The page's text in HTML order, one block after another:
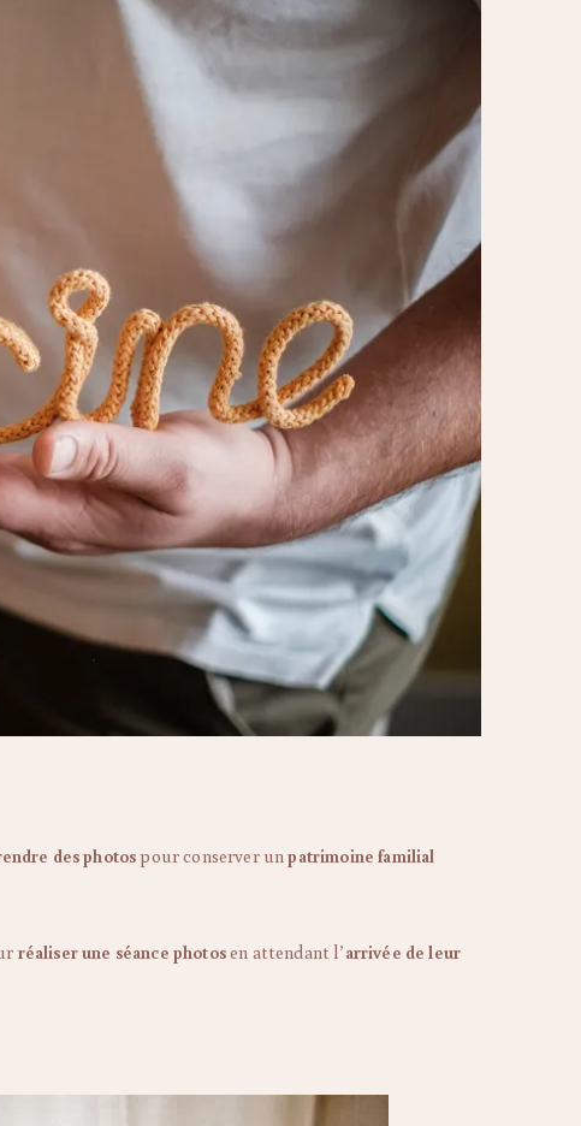
des photospour conserver unpatrimoine familial
réaliser une séance photosen attendant l’arrivée de leur